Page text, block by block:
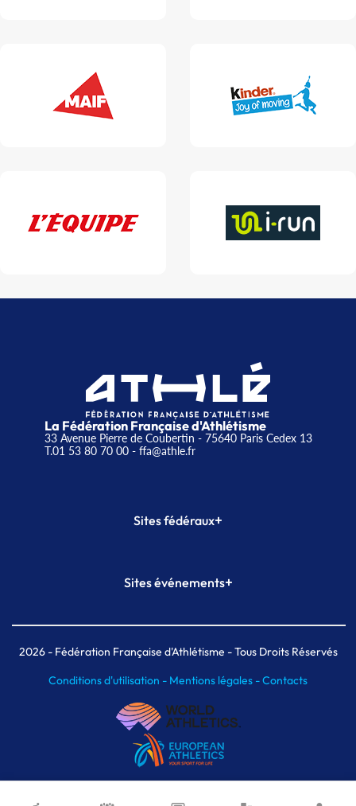
La Fédération Française d'Athlétisme
33 Avenue Pierre de Coubertin - 75640 Paris Cedex 13
T.01 53 80 70 00- ffa@athle.fr
Sites fédéraux+
Plateforme Formation
Sites événements+
Meeting de Paris indoor
MAIF Ekiden de Paris
2026- Fédération Française d'Athlétisme - Tous Droits Réservés
Conditions d'utilisation - Mentions légales -Contacts